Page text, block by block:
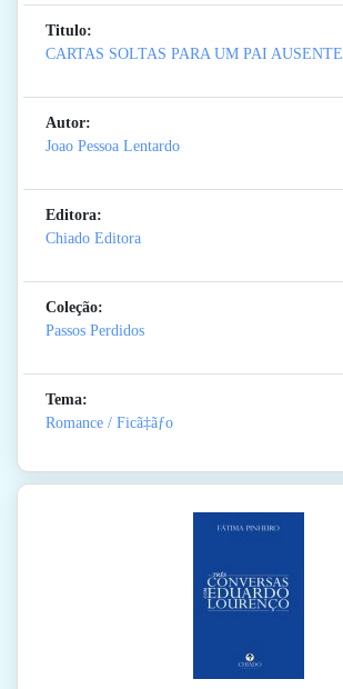
Titulo:
CARTAS SOLTAS PARA UM PAI AUSENTE
Autor:
Joao Pessoa Lentardo
Editora:
Chiado Editora
Coleção:
Passos Perdidos
Tema:
Romance / Ficã‡ãƒo